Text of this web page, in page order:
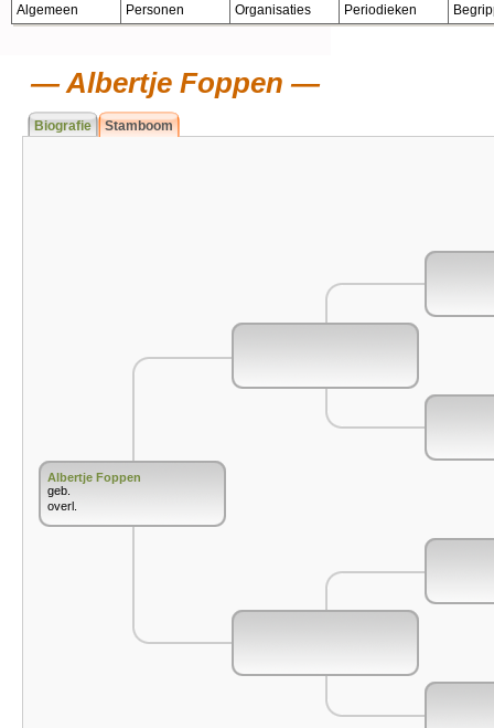
Algemeen Personen Organisaties Periodieken
Albertje Foppen
Biografie Stamboom
Albertje Foppen
geb.
overl.